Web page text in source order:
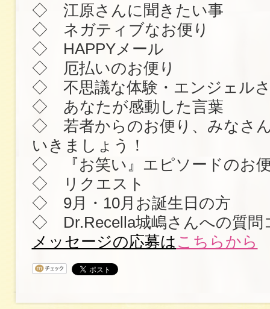
◇ 江原さんに聞きたい事
◇ ネガティブなお便り
◇ HAPPYメール
◇ 厄払いのお便り
◇ 不思議な体験・エンジェル
◇ あなたが感動した言葉
◇ 若者からのお便り、みなさ
いきましょう！
◇ 『お笑い』エピソードのお
◇ リクエスト
◇ 9月・10月お誕生日の方
◇ Dr.Recella城嶋さんへの質問
メッセージの応募は こちらから